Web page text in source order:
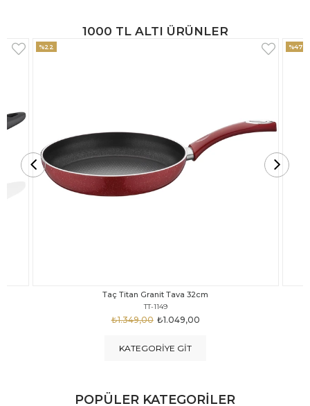
1000 TL ALTI ÜRÜNLER
Taç Titan Granit Tava 30cm
TT-1148
₺999,00
₺1.875,00
%47 %18
KATEGORIYE GIT
POPÜLER KATEGORİLER